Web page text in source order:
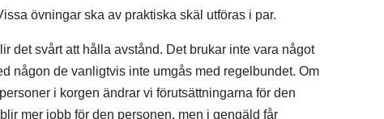
övningar ska av praktiska skäl utföras i par.
det svårt att hålla avstånd. Det brukar inte vara något
någon de vanligtvis inte umgås med regelbundet. Om
i korgen ändrar vi förutsättningarna för den
mer jobb för den personen, men i gengäld får